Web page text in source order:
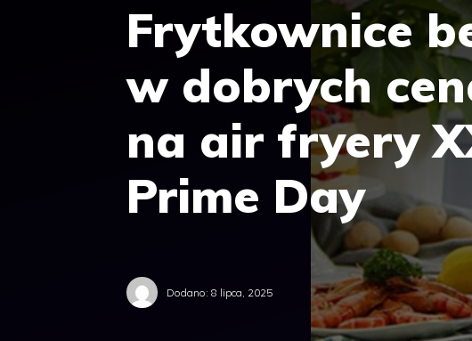
Frytkownice
w dobrych
na air fryery
Prime Day
Dodano: 8 lipca, 2025